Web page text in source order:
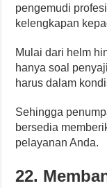
pengemudi
kelengkapan
Mulai dari helm
hanya soal
harus dalam
Sehingga
bersedia
pelayanan Anda.
22.